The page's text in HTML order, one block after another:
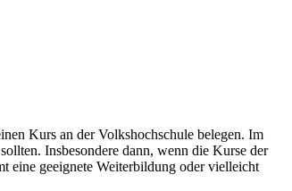
Kurs an der Volkshochschule belegen. Im
Insbesondere dann, wenn die Kurse der
eine geeignete Weiterbildung oder vielleicht